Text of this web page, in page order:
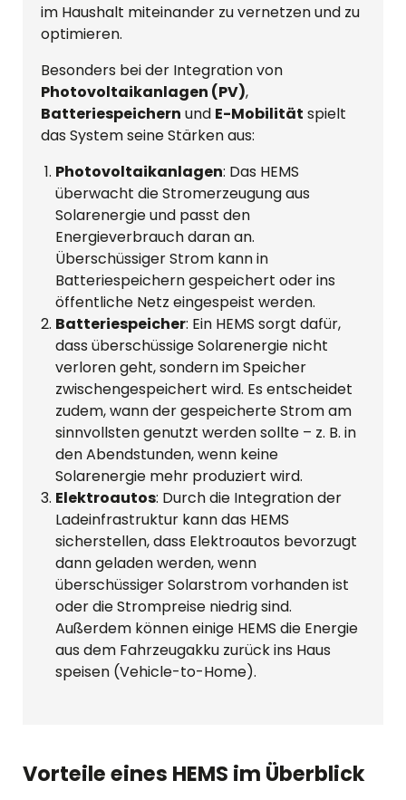
im Haushalt miteinander zu vernetzen und zu
optimieren.
Besonders bei der Integration von
Photovoltaikanlagen (PV),
Batteriespeichern und E-Mobilität spielt
das System seine Stärken aus:
Photovoltaikanlagen: Das HEMS
überwacht die Stromerzeugung aus
Solarenergie und passt den
Energieverbrauch daran an.
Überschüssiger Strom kann in
Batteriespeichern gespeichert oder ins
öffentliche Netz eingespeist werden.
Batteriespeicher: Ein HEMS sorgt dafür,
dass überschüssige Solarenergie nicht
verloren geht, sondern im Speicher
zwischengespeichert wird. Es entscheidet
zudem, wann der gespeicherte Strom am
sinnvollsten genutzt werden sollte – z. B. in
den Abendstunden, wenn keine
Solarenergie mehr produziert wird.
Elektroautos: Durch die Integration der
Ladeinfrastruktur kann das HEMS
sicherstellen, dass Elektroautos bevorzugt
dann geladen werden, wenn
überschüssiger Solarstrom vorhanden ist
oder die Strompreise niedrig sind.
Außerdem können einige HEMS die Energie
aus dem Fahrzeugakku zurück ins Haus
speisen (Vehicle-to-Home).
Vorteile eines HEMS im Überblick